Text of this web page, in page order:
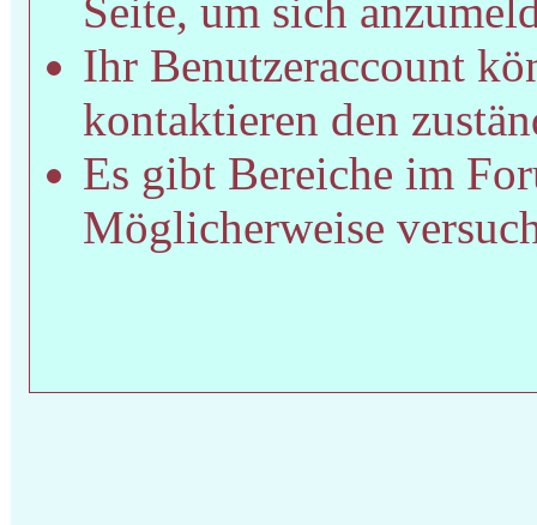
Seite, um sich
Ihr Benutzeraccount
kontaktieren den
Es gibt Bereiche im
Möglicherweise